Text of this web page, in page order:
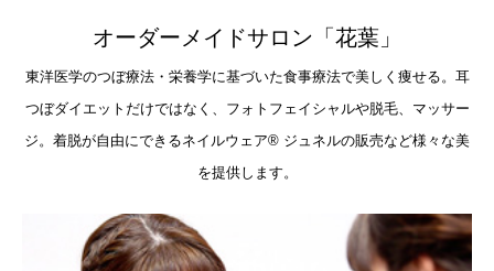
オーダーメイドサロン「花葉」
東洋医学のつぼ療法・栄養学に基づいた食事療法で美しく痩せる。耳
つぼダイエットだけではなく、フォトフェイシャルや脱毛、マッサー
ジ。着脱が自由にできるネイルウェア®︎ ジュネルの販売など様々な美
を提供します。